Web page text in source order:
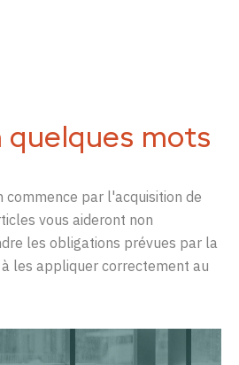
quelques mots
commence par l'acquisition de
vous aideront non
les obligations prévues par la
à les appliquer correctement au